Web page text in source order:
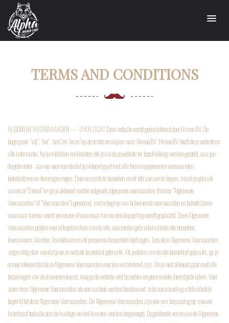
TERMS AND CONDITIONS
ALGEMENE VOORWAARDEN---- OVERZICHTDeze website wordt geëxploiteerd door Himoo BV. De
begrippen "wij", "we", "ons" en "onze" op deze site verwijzen naar Himoo BV. Himoo BV biedt deze website en
alle informatie, hulpmiddelen en diensten die je via deze website ter beschikking worden gesteld, aan jou -
de gebruiker - aan op voorwaarde dat je akkoord gaat met alle hierin opgenomen voorwaarden,
beleidslijnen en kennisgevingen. Door onze site te bezoeken en/of iets van ons te kopen, maak je gebruik
van onze "Dienst" en ga je akkoord met de volgende algemene voorwaarden (hierna "Algemene
Voorwaarden" of "Voorwaarden") genoemd, met inbegrip van bijkomende voorwaarden en beleidslijnen
waarnaar hierna wordt verwezen of waarnaar hierna een koppeling wordt geplaatst. Deze Algemene
Voorwaarden gelden voor alle gebruikers van de site, waaronder gebruikers die de site bezoeken,
leveranciers, klanten, handelaren en/of personen die content bijdragen. Lees deze Algemene Voorwaarden
zorgvuldig door voordat je onze website bezoekt of gebruikt. Als je delen van de site bezoekt of gebruikt, ga je
ermee akkoord dat deze Algemene Voorwaarden voor jou verbindend zijn. Als je niet akkoord gaat met alle
bepalingen van deze overeenkomst, mag je de website niet bezoeken en geen enkele dienst gebruiken. Voor
zover deze Algemene Voorwaarden als een aanbod worden beschouwd, is de aanvaarding uitdrukkelijk
beperkt tot deze Algemene Voorwaarden. De Algemene Voorwaarden zijn ook van toepassing op nieuwe
functies of tools die aan de huidige winkel kunnen worden toegevoegd. De geldende versie van de Algemene